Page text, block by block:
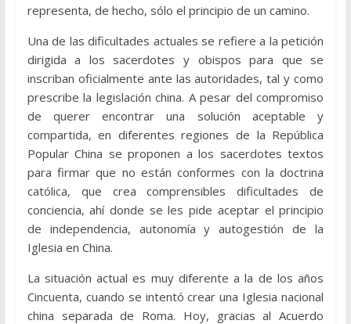
representa, de hecho, sólo el principio de un camino.
Una de las dificultades actuales se refiere a la petición
dirigida a los sacerdotes y obispos para que se
inscriban oficialmente ante las autoridades, tal y como
prescribe la legislación china. A pesar del compromiso
de querer encontrar una solución aceptable y
compartida, en diferentes regiones de la República
Popular China se proponen a los sacerdotes textos
para firmar que no están conformes con la doctrina
católica, que crea comprensibles dificultades de
conciencia, ahí donde se les pide aceptar el principio
de independencia, autonomía y autogestión de la
Iglesia en China.
La situación actual es muy diferente a la de los años
Cincuenta, cuando se intentó crear una Iglesia nacional
china separada de Roma. Hoy, gracias al Acuerdo